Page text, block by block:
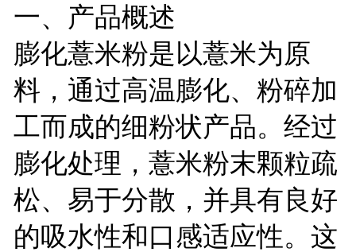
一、产品概述
膨化薏米粉是以薏米为原
料，通过高温膨化、粉碎加
工而成的细粉状产品。经过
膨化处理，薏米粉末颗粒疏
松、易于分散，并具有良好
的吸水性和口感适应性。这